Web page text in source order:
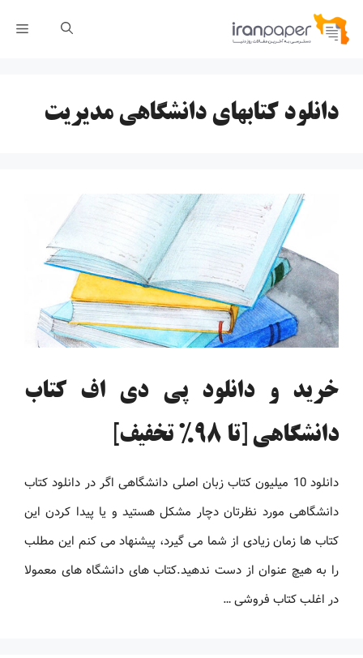
پرش
دانلود کتابهای دانشگاهی مدیریت
خرید و دانلود پی دی اف کتاب
دانشگاهی [تا 98% تخفیف]
دانلود 10 میلیون کتاب زبان اصلی دانشگاهی اگر در دانلود کتاب
دانشگاهی مورد نظرتان دچار مشکل هستید و یا پیدا کردن این
کتاب ها زمان زیادی از شما می گیرد، پیشنهاد می کنم این مطلب
را به هیچ عنوان از دست ندهید.کتاب های دانشگاه های معمولا
در اغلب کتاب فروشی …